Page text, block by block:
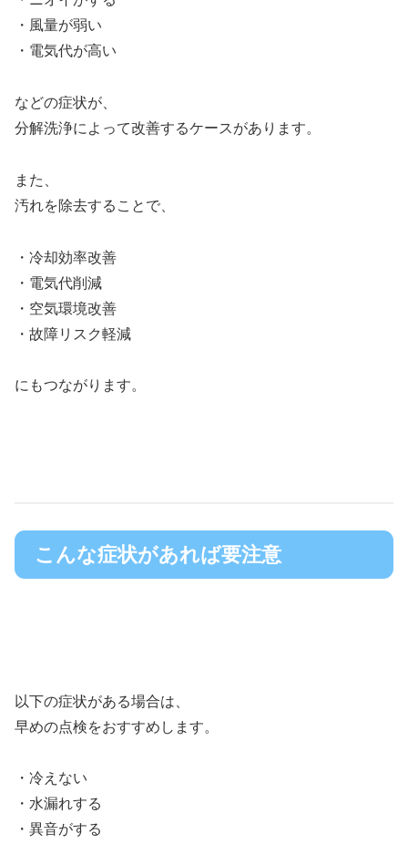
・風量が弱い
・電気代が高い
などの症状が、
分解洗浄によって改善するケースがあります。
また、
汚れを除去することで、
・冷却効率改善
・電気代削減
・空気環境改善
・故障リスク軽減
にもつながります。
こんな症状があれば要注意
以下の症状がある場合は、
早めの点検をおすすめします。
・冷えない
・水漏れする
・異音がする